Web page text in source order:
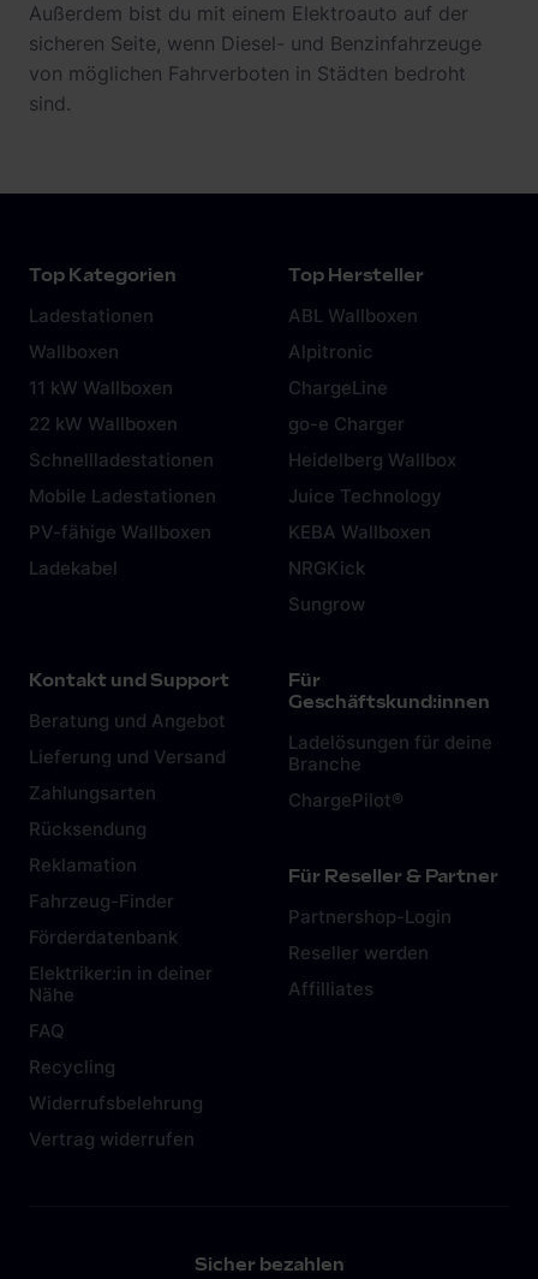
Außerdem bist du mit einem Elektroauto auf der
sicheren Seite, wenn Diesel- und Benzinfahrzeuge
von möglichen Fahrverboten in Städten bedroht
sind.
Top Kategorien
Ladestationen
Wallboxen
11 kW Wallboxen
22 kW Wallboxen
Schnellladestationen
Mobile Ladestationen
PV-fähige Wallboxen
Ladekabel
Top Hersteller
ABL Wallboxen
Alpitronic
ChargeLine
go-e Charger
Heidelberg Wallbox
Juice Technology
KEBA Wallboxen
NRGKick
Sungrow
Kontakt und Support
Beratung und Angebot
Lieferung und Versand
Zahlungsarten
Rücksendung
Reklamation
Fahrzeug-Finder
Förderdatenbank
Elektriker:in in deiner
Nähe
FAQ
Recycling
Widerrufsbelehrung
Vertrag widerrufen
Für
Geschäftskund:innen
Ladelösungen für deine
Branche
ChargePilot®
Für Reseller & Partner
Partnershop-Login
Reseller werden
Affilliates
Sicher bezahlen